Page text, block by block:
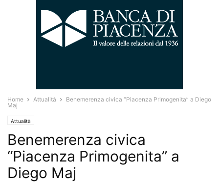
Home Attualità
Benemerenza civica “Piacenza Primogenita” a Diego
Maj
Attualità
Benemerenza civica
“Piacenza Primogenita” a
Diego Maj